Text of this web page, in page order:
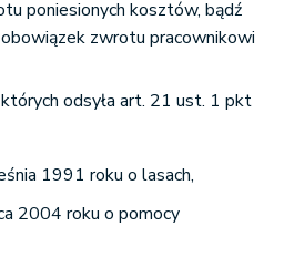
poniesionych kosztów, bądź
obowiązek zwrotu pracownikowi
odsyła art. 21 ust. 1 pkt
1991 roku o lasach,
2004 roku o pomocy